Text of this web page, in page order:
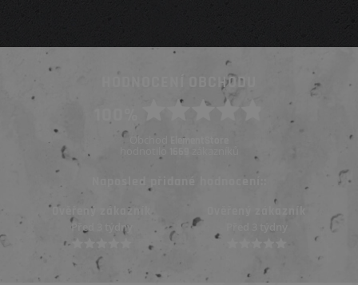
HODNOCENÍ OBCHODU
Obchod ElementStore
hodnotilo
Naposled přidané hodnocení::
Ověřený zákazník
Před 3 týdny